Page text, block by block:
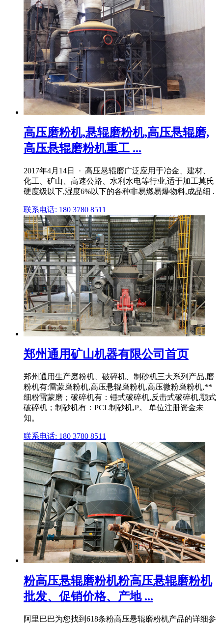
高压磨粉机,悬辊磨粉机,高压悬辊磨,
高压悬辊磨粉机重工 ...
2017年4月14日 · 高压悬辊磨广泛应用于冶金、建材、
化工、矿山、高速公路、水利水电等行业,适于加工莫氏
硬度级以下,湿度6%以下的各种非易燃易爆物料,成品细 .
联系电话: 180 3780 8511
郑州通用矿山机器有限公司首页
郑州通用生产磨粉机、破碎机、制砂机三大系列产品,磨
粉机有:雷蒙磨粉机,高压悬辊磨粉机,高压微粉磨粉机,**
细粉雷蒙磨；破碎机有：锤式破碎机,反击式破碎机,颚式
破碎机；制砂机有：PCL制砂机,P。 单位注册资金未
知。
联系电话: 180 3780 8511
粉高压悬辊磨粉机粉高压悬辊磨粉机
批发、促销价格、产地 ...
阿里巴巴为您找到618条粉高压悬辊磨粉机产品的详细参